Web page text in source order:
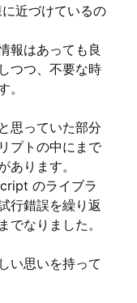
近づけているの
報はあっても良
つつ、不要な時
。
思っていた部分
プトの中にまで
あります。
のライブラ
行錯誤を繰り返
でなりました。
い思いを持って